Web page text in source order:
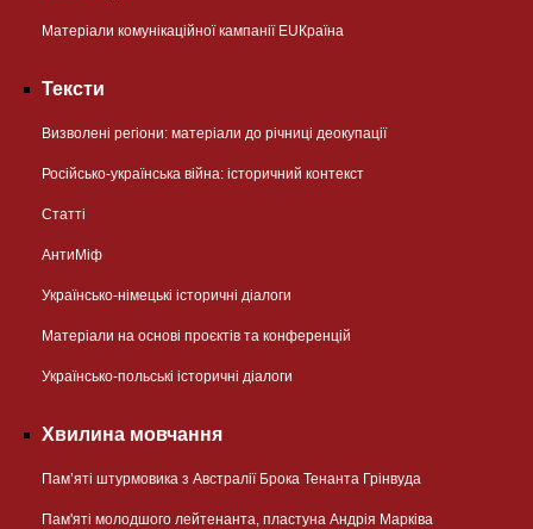
Матеріали комунікаційної кампанії EUКраїна
Тексти
Визволені регіони: матеріали до річниці деокупації
Російсько-українська війна: історичний контекст
Статті
АнтиМіф
Українсько-німецькі історичні діалоги
Матеріали на основі проєктів та конференцій
Українсько-польські історичні діалоги
Хвилина мовчання
Пам’яті штурмовика з Австралії Брока Тенанта Грінвуда
Пам'яті молодшого лейтенанта, пластуна Андрія Марківа